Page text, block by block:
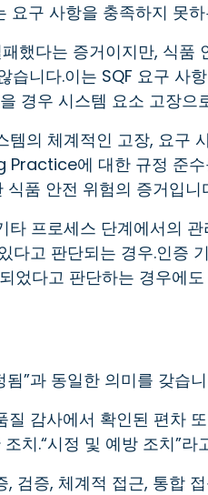
요구 사항을 충족하지 못
했다는 증거이지만, 식품
니다.이는 SQF 요구 사
경우 시스템 요소 고장으
의 체계적인 고장, 요구
에 대한 규정 준수
품 안전 위험의 증거입니
프로세스 단계에서의
고 판단되는 경우.인증
었다고 판단하는 경우에
”과 동일한 의미를 갖습니
감사에서 확인된 편차
치.“시정 및 예방 조치”라
검증, 체계적 접근, 통합